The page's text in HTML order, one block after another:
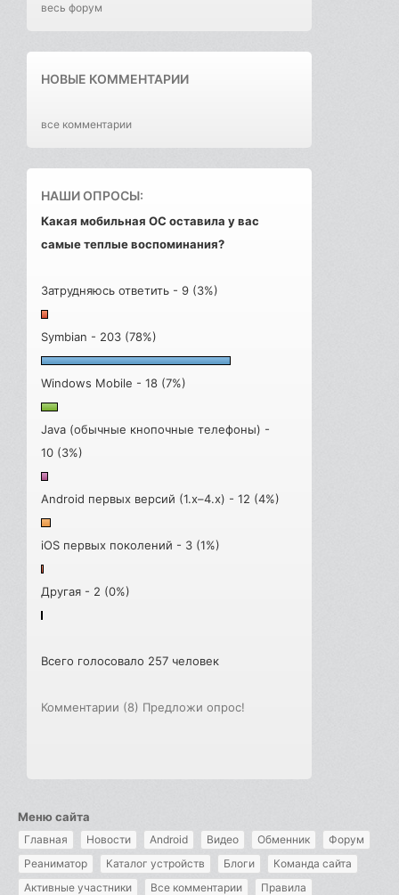
весь форум
НОВЫЕ КОММЕНТАРИИ
все комментарии
НАШИ ОПРОСЫ:
Какая мобильная ОС оставила у вас
самые теплые воспоминания?
Затрудняюсь ответить - 9 (3%)
Symbian - 203 (78%)
Windows Mobile - 18 (7%)
Java (обычные кнопочные телефоны) -
10 (3%)
Android первых версий (1.x–4.x) - 12 (4%)
iOS первых поколений - 3 (1%)
Другая - 2 (0%)
Всего голосовало 257 человек
Комментарии (8) Предложи опрос!
Меню сайта
Главная Новости Android Видео Обменник
Форум
Реаниматор
Каталог устройств Блоги
Команда сайта
Активные участники
Все комментарии Правила